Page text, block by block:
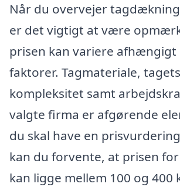
Når du overvejer
er det vigtigt at være
prisen kan variere afhængigt
faktorer. Tagmateriale,
kompleksitet samt
valgte firma er afgørende
du skal have en
kan du forvente, at prisen
kan ligge mellem 100 og 400